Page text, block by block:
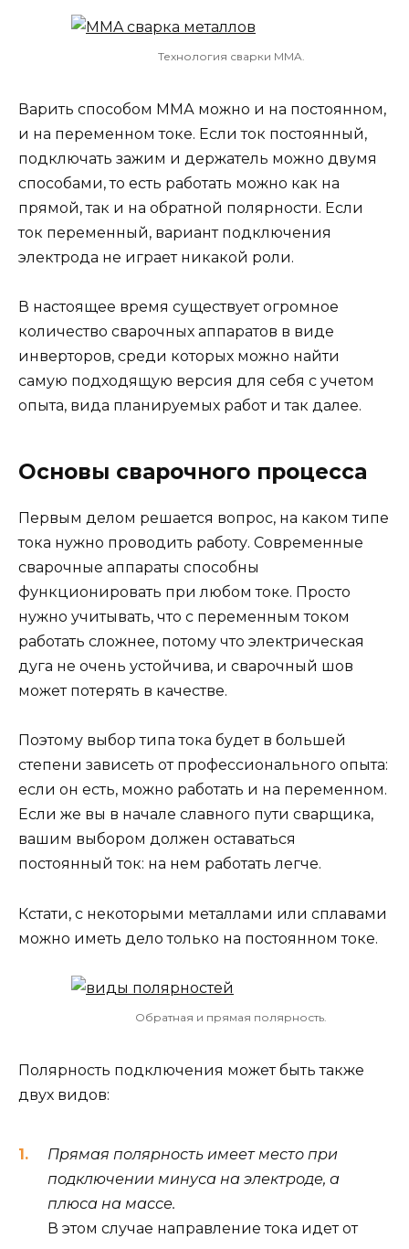
Технология сварки MMA.
Варить способом ММА можно и на постоянном,
и на переменном токе. Если ток постоянный,
подключать зажим и держатель можно двумя
способами, то есть работать можно как на
прямой, так и на обратной полярности. Если
ток переменный, вариант подключения
электрода не играет никакой роли.
В настоящее время существует огромное
количество сварочных аппаратов в виде
инверторов, среди которых можно найти
самую подходящую версия для себя с учетом
опыта, вида планируемых работ и так далее.
Основы сварочного процесса
Первым делом решается вопрос, на каком типе
тока нужно проводить работу. Современные
сварочные аппараты способны
функционировать при любом токе. Просто
нужно учитывать, что с переменным током
работать сложнее, потому что электрическая
дуга не очень устойчива, и сварочный шов
может потерять в качестве.
Поэтому выбор типа тока будет в большей
степени зависеть от профессионального опыта:
если он есть, можно работать и на переменном.
Если же вы в начале славного пути сварщика,
вашим выбором должен оставаться
постоянный ток: на нем работать легче.
Кстати, с некоторыми металлами или сплавами
можно иметь дело только на постоянном токе.
Обратная и прямая полярность.
Полярность подключения может быть также
двух видов:
Прямая полярность имеет место при
подключении минуса на электроде, а
плюса на массе.
В этом случае направление тока идет от